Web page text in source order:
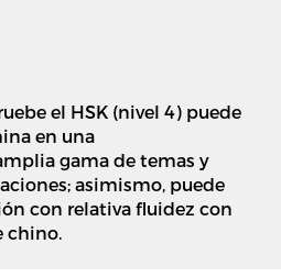
el HSK (nivel 4) puede
en una
gama de temas y
asimismo, puede
con relativa fluidez con
chino.